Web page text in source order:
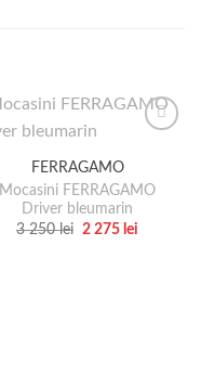
FERRAGAMO
Mocasini FERRAGAMO
Driver bleumarin
3 250lei
Prețul
2 275 lei